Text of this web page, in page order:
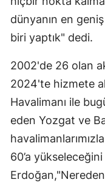
dünyanın en
biri yaptık" dedi.
2002'de 26 olan
2024'te hizmete
Havalimanı ile
eden Yozgat ve
60’a